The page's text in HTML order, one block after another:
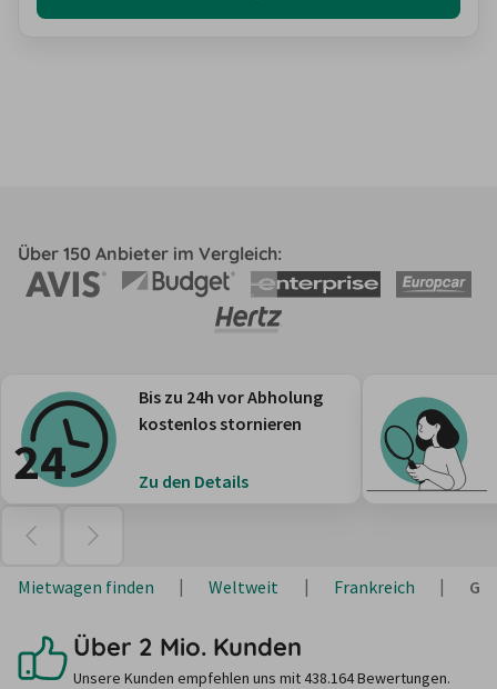
Über 150 Anbieter im Vergleich:
Bis zu 24h vor Abholung
kostenlos stornieren
Zu den Details
Mietwagen finden Weltweit Frankreich
Über 2 Mio. Kunden
Unsere Kunden empfehlen uns mit 438.164 Bewertungen.